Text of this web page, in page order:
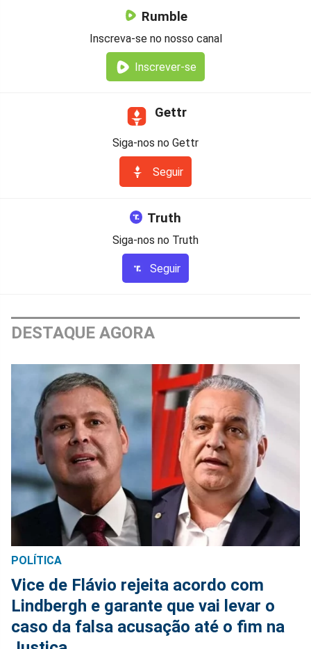
Rumble
Inscreva-se no nosso canal
Inscrever-se
Gettr
Siga-nos no Gettr
Seguir
Truth
Siga-nos no Truth
Seguir
DESTAQUE AGORA
POLÍTICA
Vice de Flávio rejeita acordo com
Lindbergh e garante que vai levar o
caso da falsa acusação até o fim na